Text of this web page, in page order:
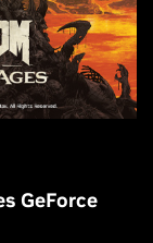
GeForce